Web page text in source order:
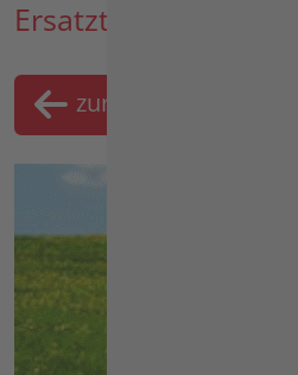
Ersatzteil-Suche
zurück